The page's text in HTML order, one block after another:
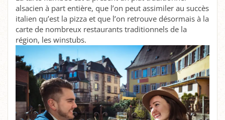
alsacien à part entière, que l’on peut assimiler au succès
italien qu’est la pizza et que l’on retrouve désormais à la
carte de nombreux restaurants traditionnels de la
région, les winstubs.